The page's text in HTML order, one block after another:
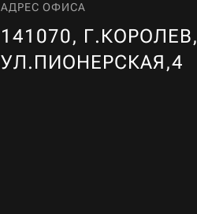
АДРЕС ОФИСА
141070, Г.КОРОЛЕВ,
УЛ.ПИОНЕРСКАЯ,4